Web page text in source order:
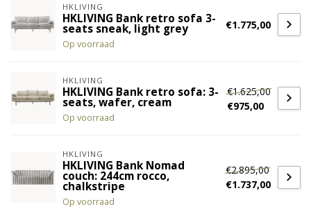
HKLIVING
HKLIVING Bank retro sofa 3-
seats sneak, light grey
Op voorraad
€1.775,00
HKLIVING
HKLIVING Bank retro sofa: 3-
seats, wafer, cream
Op voorraad
€1.625,00
€975,00
HKLIVING
HKLIVING Bank Nomad
couch: 244cm rocco,
chalkstripe
Op voorraad
€2.895,00
€1.737,00